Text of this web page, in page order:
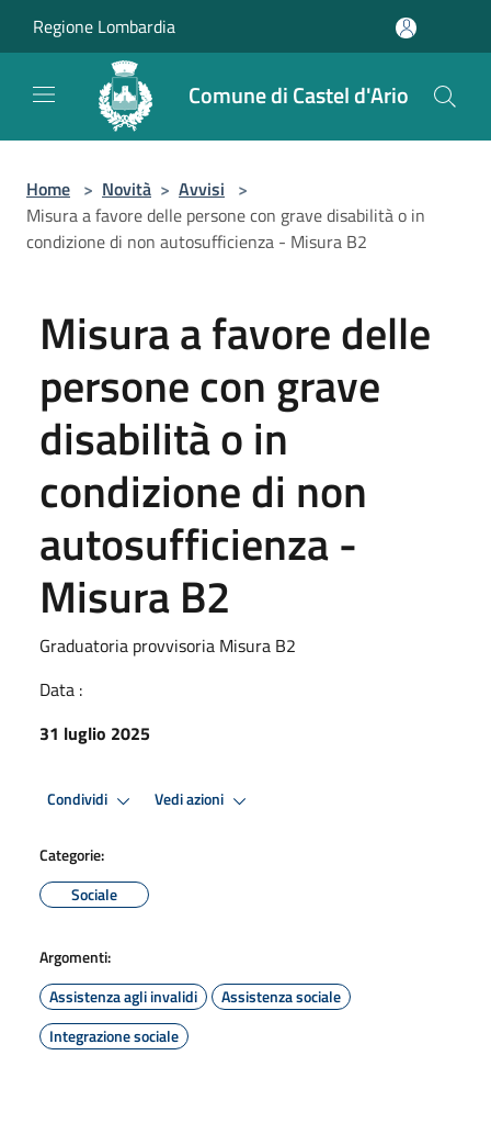
Regione Lombardia
Comune di Castel d'Ario
Home > Novità > Avvisi >
Misura a favore delle persone con grave disabilità o in
condizione di non autosufficienza - Misura B2
Misura a favore delle
persone con grave
disabilità o in
condizione di non
autosufficienza -
Misura B2
Graduatoria provvisoria Misura B2
Data :
31 luglio 2025
Condividi Vedi azioni
Categorie:
Sociale
Argomenti:
Assistenza agli invalidi
Assistenza sociale
Integrazione sociale